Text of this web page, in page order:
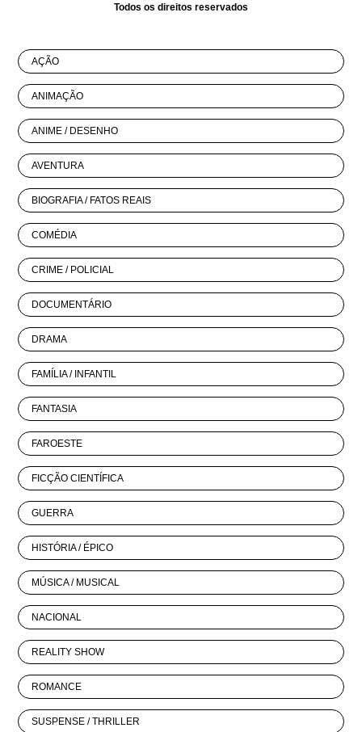
Todos os direitos reservados
AÇÃO
ANIMAÇÃO
ANIME / DESENHO
AVENTURA
BIOGRAFIA / FATOS REAIS
COMÉDIA
CRIME / POLICIAL
DOCUMENTÁRIO
DRAMA
FAMÍLIA / INFANTIL
FANTASIA
FAROESTE
FICÇÃO CIENTÍFICA
GUERRA
HISTÓRIA / ÉPICO
MÚSICA / MUSICAL
NACIONAL
REALITY SHOW
ROMANCE
SUSPENSE / THRILLER